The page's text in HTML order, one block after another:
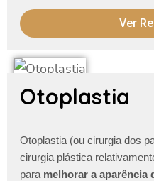
Ver
Otoplastia
Otoplastia (ou cirurgia dos
cirurgia plástica
para melhorar a aparência